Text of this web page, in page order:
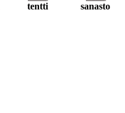
tentti
sanasto